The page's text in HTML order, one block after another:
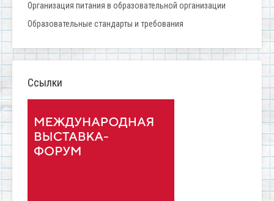
Организация питания в образовательной организации
Образовательные стандарты и требования
Ссылки